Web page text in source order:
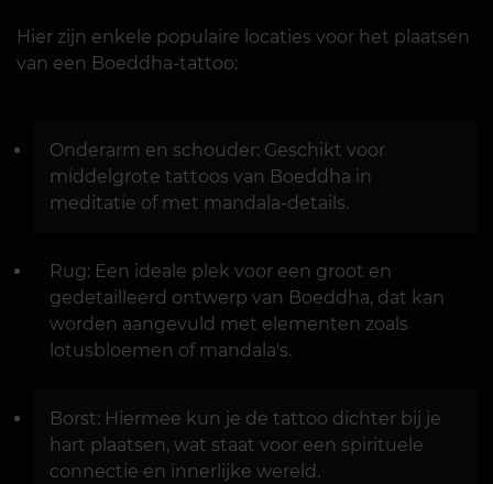
Hier zijn enkele populaire locaties voor het plaatsen
van een Boeddha-tattoo:
Onderarm en schouder: Geschikt voor
middelgrote tattoos van Boeddha in
meditatie of met mandala-details.
Rug: Een ideale plek voor een groot en
gedetailleerd ontwerp van Boeddha, dat kan
worden aangevuld met elementen zoals
lotusbloemen of mandala's.
Borst: Hiermee kun je de tattoo dichter bij je
hart plaatsen, wat staat voor een spirituele
connectie en innerlijke wereld.